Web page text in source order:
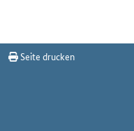
Seite drucken